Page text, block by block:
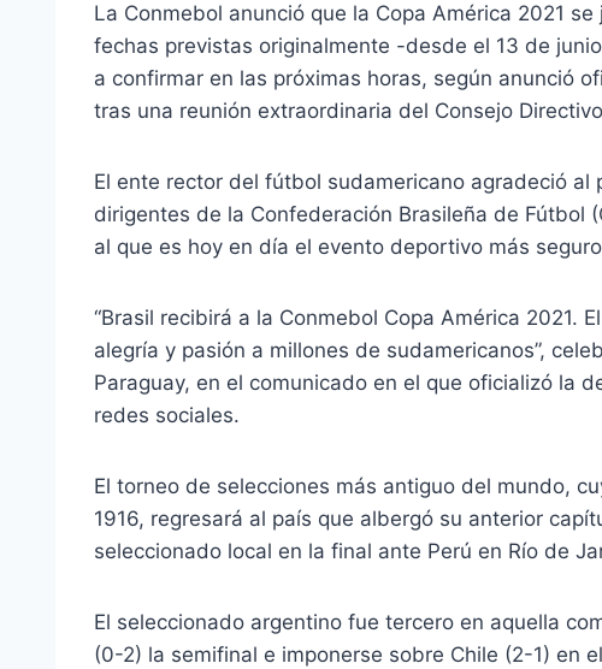
La Conmebol anunció que la Copa América 2021
fechas previstas originalmente -desde el 13 de
a confirmar en las próximas horas, según anunció
tras una reunión extraordinaria del Consejo
El ente rector del fútbol sudamericano agradeció al
dirigentes de la Confederación Brasileña de Fútbol
al que es hoy en día el evento deportivo más
“Brasil recibirá a la Conmebol Copa América 2021.
alegría y pasión a millones de sudamericanos”,
Paraguay, en el comunicado en el que oficializó la
redes sociales.
El torneo de selecciones más antiguo del mundo,
1916, regresará al país que albergó su anterior
seleccionado local en la final ante Perú en Río de
El seleccionado argentino fue tercero en aquella
(0-2) la semifinal e imponerse sobre Chile (2-1) en